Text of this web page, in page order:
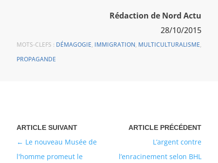
Rédaction de Nord Actu
28/10/2015
MOTS-CLEFS : DÉMAGOGIE, IMMIGRATION, MULTICULTURALISME,
PROPAGANDE
L’argent contre
l’enracinement selon BHL
Le nouveau Musée de
l'homme promeut le